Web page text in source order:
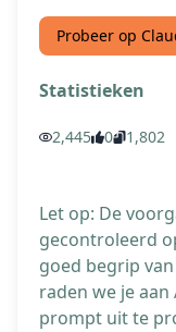
Probeer op
Statistieken
2,445 0 1,802
Let op: De
gecontroleerd
goed begrip
raden we je
prompt uit te